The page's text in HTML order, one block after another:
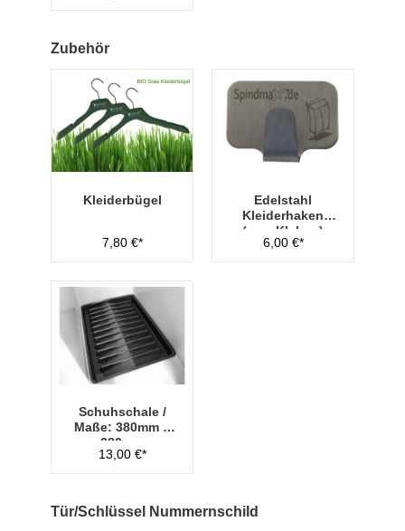
Zubehör
Kleiderbügel
7,80 €*
Edelstahl
Kleiderhaken
(zum Kleben)
6,00 €*
Schuhschale /
Maße: 380mm x
280mm
13,00 €*
Tür/Schlüssel Nummernschild